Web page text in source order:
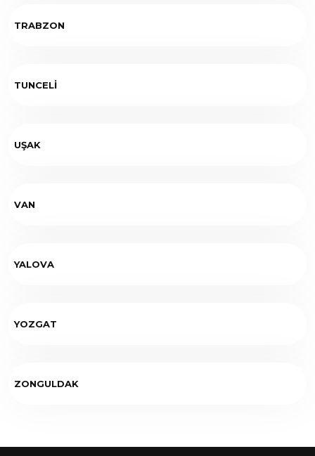
TRABZON
TUNCELİ
UŞAK
VAN
YALOVA
YOZGAT
ZONGULDAK